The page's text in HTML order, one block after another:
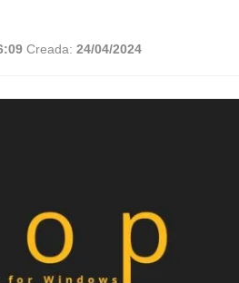
Creada: 24/04/2024